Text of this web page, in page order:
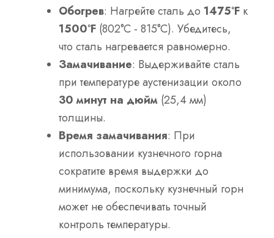
Обогрев: Нагрейте сталь до 1475°F к
1500°F (802°C - 815°C). Убедитесь,
что сталь нагревается равномерно.
Замачивание: Выдерживайте сталь
при температуре аустенизации около
30 минут на дюйм (25,4 мм)
толщины.
Время замачивания: При
использовании кузнечного горна
сократите время выдержки до
минимума, поскольку кузнечный горн
может не обеспечивать точный
контроль температуры.